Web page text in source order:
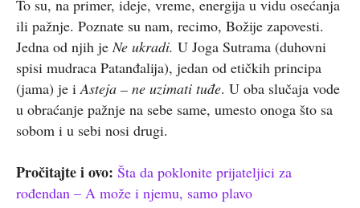
To su, na primer, ideje, vreme, energija u vidu osećanja
ili pažnje. Poznate su nam, recimo, Božije zapovesti.
Jedna od njih jeNe ukradi. U Joga Sutrama (duhovni
spisi mudraca Patanđalija), jedan od etičkih principa
(jama) je iAsteja – ne uzimati tuđe. U oba slučaja vode
u obraćanje pažnje na sebe same, umesto onoga što sa
sobom i u sebi nosi drugi.
Pročitajte i ovo: Šta da poklonite prijateljici za
rođendan – A može i njemu, samo plavo